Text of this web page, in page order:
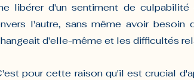
libérer d'un sentiment de
l'autre, sans même avoir besoin
d'elle-même et les difficultés
pour cette raison qu'il est crucial